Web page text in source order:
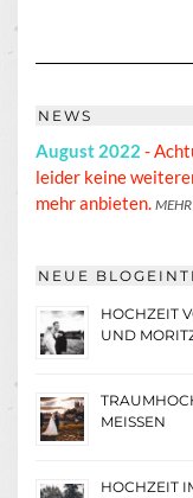
NEWS
August 2022 -
leider keine
mehr anbieten.
NEUE
HOCHZEIT
UND
MEISSEN
HOCHZEIT